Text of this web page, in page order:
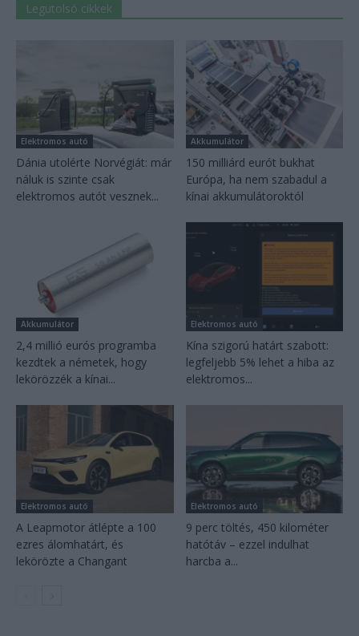
Legutolsó cikkek
Elektromos autó
Dánia utolérte Norvégiát: már
náluk is szinte csak
elektromos autót vesznek...
Akkumulátor
150 milliárd eurót bukhat
Európa, ha nem szabadul a
kínai akkumulátoroktól
Akkumulátor
2,4 millió eurós programba
kezdtek a németek, hogy
lekörözzék a kínai...
Elektromos autó
Kína szigorú határt szabott:
legfeljebb 5% lehet a hiba az
elektromos...
Elektromos autó
A Leapmotor átlépte a 100
ezres álomhatárt, és
lekörözte a Changant
Elektromos autó
9 perc töltés, 450 kilométer
hatótáv – ezzel indulhat
harcba a...